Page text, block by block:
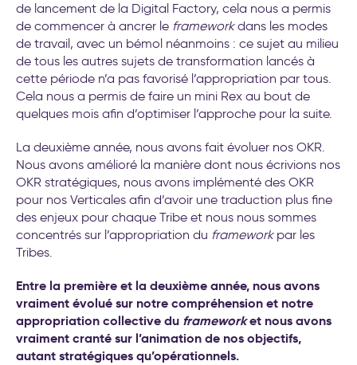
de lancement de la Digital Factory, cela nous a permis
de commencer à ancrer le frameworkdans les modes
de travail, avec un bémol néanmoins : ce sujet au milieu
de tous les autres sujets de transformation lancés à
cette période n’a pas favorisé l’appropriation par tous.
Cela nous a permis de faire un mini Rex au bout de
quelques mois afin d’optimiser l’approche pour la suite.
La deuxième année, nous avons fait évoluer nos OKR.
Nous avons amélioré la manière dont nous écrivions nos
OKR stratégiques, nous avons implémenté des OKR
pour nos Verticales afin d’avoir une traduction plus fine
des enjeux pour chaque Tribe et nous nous sommes
concentrés sur l’appropriation du frameworkpar les
Tribes.
Entre la première et la deuxième année, nous avons
vraiment évolué sur notre compréhension et notre
appropriation collective du frameworket nous avons
vraiment cranté sur l’animation de nos objectifs,
autant stratégiques qu’opérationnels.